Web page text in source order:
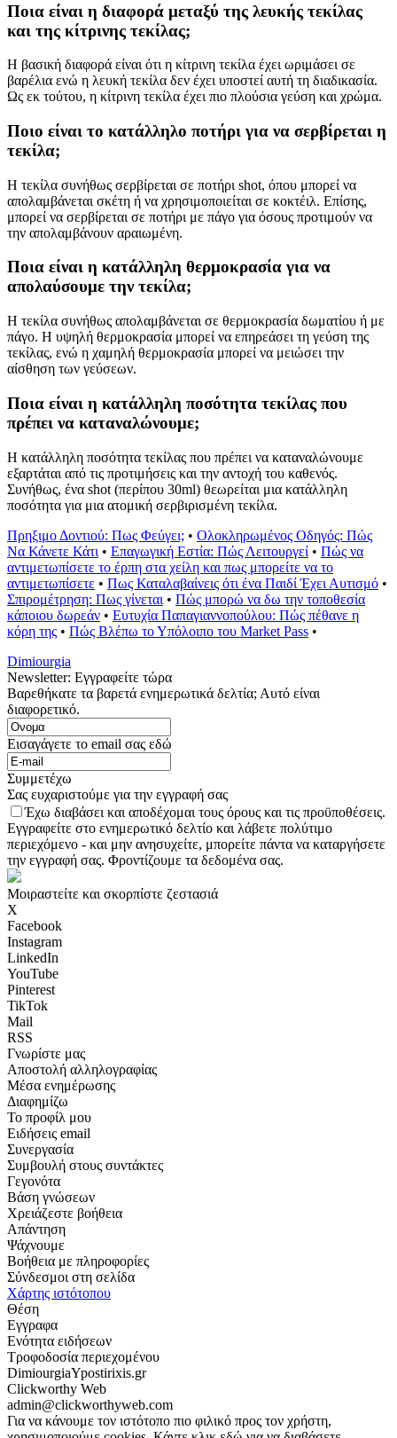
Ποια είναι η διαφορά μεταξύ της λευκής τεκίλας
και της κίτρινης τεκίλας;
Η βασική διαφορά είναι ότι η κίτρινη τεκίλα έχει ωριμάσει σε
βαρέλια ενώ η λευκή τεκίλα δεν έχει υποστεί αυτή τη διαδικασία.
Ως εκ τούτου, η κίτρινη τεκίλα έχει πιο πλούσια γεύση και χρώμα.
Ποιο είναι το κατάλληλο ποτήρι για να σερβίρεται η
τεκίλα;
Η τεκίλα συνήθως σερβίρεται σε ποτήρι shot, όπου μπορεί να
απολαμβάνεται σκέτη ή να χρησιμοποιείται σε κοκτέιλ. Επίσης,
μπορεί να σερβίρεται σε ποτήρι με πάγο για όσους προτιμούν να
την απολαμβάνουν αραιωμένη.
Ποια είναι η κατάλληλη θερμοκρασία για να
απολαύσουμε την τεκίλα;
Η τεκίλα συνήθως απολαμβάνεται σε θερμοκρασία δωματίου ή με
πάγο. Η υψηλή θερμοκρασία μπορεί να επηρεάσει τη γεύση της
τεκίλας, ενώ η χαμηλή θερμοκρασία μπορεί να μειώσει την
αίσθηση των γεύσεων.
Ποια είναι η κατάλληλη ποσότητα τεκίλας που
πρέπει να καταναλώνουμε;
Η κατάλληλη ποσότητα τεκίλας που πρέπει να καταναλώνουμε
εξαρτάται από τις προτιμήσεις και την αντοχή του καθενός.
Συνήθως, ένα shot (περίπου 30ml) θεωρείται μια κατάλληλη
ποσότητα για μια ατομική σερβιρισμένη τεκίλα.
Πρηξιμο Δοντιού: Πως Φεύγει; • Ολοκληρωμένος Οδηγός: Πώς
Να Κάνετε Κάτι • Επαγωγική Εστία: Πώς Λειτουργεί • Πώς να
αντιμετωπίσετε το έρπη στα χείλη και πως μπορείτε να το
αντιμετωπίσετε • Πως Καταλαβαίνεις ότι ένα Παιδί Έχει Αυτισμό •
Σπιρομέτρηση: Πως γίνεται • Πώς μπορώ να δω την τοποθεσία
κάποιου δωρεάν • Ευτυχία Παπαγιαννοπούλου: Πώς πέθανε η
κόρη της • Πώς Βλέπω το Υπόλοιπο του Market Pass •
Dimiourgia
Newsletter: Εγγραφείτε τώρα
Βαρεθήκατε τα βαρετά ενημερωτικά δελτία; Αυτό είναι
διαφορετικό.
Εισαγάγετε το email σας εδώ
Συμμετέχω
Σας ευχαριστούμε για την εγγραφή σας
Έχω διαβάσει και αποδέχομαι τους όρους και τις προϋποθέσεις.
Εγγραφείτε στο ενημερωτικό δελτίο και λάβετε πολύτιμο
περιεχόμενο - και μην ανησυχείτε, μπορείτε πάντα να καταργήσετε
την εγγραφή σας. Φροντίζουμε τα δεδομένα σας.
Μοιραστείτε και σκορπίστε ζεστασιά
X
Facebook
Instagram
LinkedIn
YouTube
Pinterest
TikTok
Mail
RSS
Γνωρίστε μας
Αποστολή αλληλογραφίας
Μέσα ενημέρωσης
Διαφημίζω
Το προφίλ μου
Ειδήσεις email
Συνεργασία
Συμβουλή στους συντάκτες
Γεγονότα
Βάση γνώσεων
Χρειάζεστε βοήθεια
Απάντηση
Ψάχνουμε
Βοήθεια με πληροφορίες
Σύνδεσμοι στη σελίδα
Χάρτης ιστότοπου
Θέση
Εγγραφα
Ενότητα ειδήσεων
Τροφοδοσία περιεχομένου
DimiourgiaYpostirixis.gr
Clickworthy Web
admin@clickworthyweb.com
Για να κάνουμε τον ιστότοπο πιο φιλικό προς τον χρήστη,